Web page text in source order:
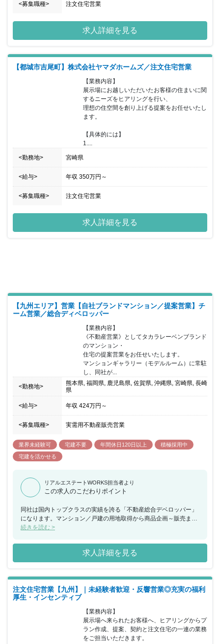
<募集職種> 注文住宅営業
求人詳細を見る
【都城市吉尾町】株式会社ヤマダホームズ／注文住宅営業
【業務内容】
展示場にお越しいただいたお客様の住まいに関
するニーズをヒアリングを行い、
理想の住空間を創り上げる提案をお任せいたし
ます。
【具体的には】
1....
<勤務地> 宮崎県
<給与> 年収 350万円 ～
<募集職種> 注文住宅営業
求人詳細を見る
【九州エリア】営業【自社ブランドマンション／提案営業】チ
ーム営業／総合ディベロッパー
【業務内容】
《不動産営業》としてタカラレーベンブランド
のマンション・
住宅の提案営業をお任せいたします。
マンションギャラリー（モデルルーム）に常駐
し、同社が...
<勤務地>
熊本県, 福岡県, 鹿児島県, 佐賀県, 沖縄県, 宮崎県, 長崎
県
<給与> 年収 424万円 ～
<募集職種> 実需用不動産販売営業
業界未経験可 宅建不要 年間休日120日以上
積極採用中
宅建を活かせる
リアルエステートWORKS担当者より
この求人のこだわりポイント
同社は国内トップクラスの実績を誇る「不動産総合デベロッパー」
になります。マンション／戸建の用地取得から商品企画～販売まで
自社で一貫して手掛けており、自社ブランドマンションである 《レ
り、お客様からも高評価をいただき、 現在も販売棟数を伸ばし続け
ています。 同ポジションにおいても販売商品に自信を持って提案す
ることが でき、お客様の声をしっかりと反映した物件を販売して頂
とも 魅力となっており、チームに目標が設定され、ゴールに向かっ
て チームで取り組んでいただきます。 チームメンバーと共に目標
達成を目指し、辛いときは支えあうことが 出来る、チーム制ならで
続きを読む >
求人詳細を見る
注文住宅営業【九州】｜未経験者歓迎・反響営業◎充実の福利
厚生・インセンティブ
【業務内容】
展示場へ来られたお客様へ、ヒアリングからプ
ラン作成、提案、契約と注文住宅の一連の業務
をご担当いただきます。